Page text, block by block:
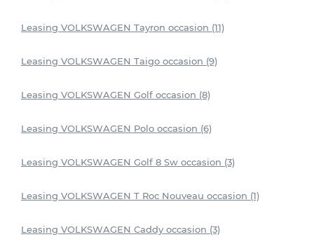
Leasing VOLKSWAGEN Tayron occasion (11)
Leasing VOLKSWAGEN Taigo occasion (9)
Leasing VOLKSWAGEN Golf occasion (8)
Leasing VOLKSWAGEN Polo occasion (6)
Leasing VOLKSWAGEN Golf 8 Sw occasion (3)
Leasing VOLKSWAGEN T Roc Nouveau occasion (1)
Leasing VOLKSWAGEN Caddy occasion (3)